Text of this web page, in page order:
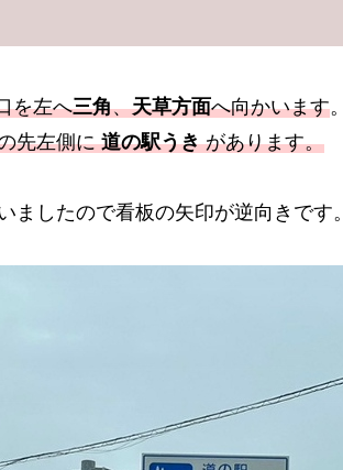
を左へ三角、天草方面へ向かいます。
先左側に道の駅うきがあります。
したので看板の矢印が逆向きです。